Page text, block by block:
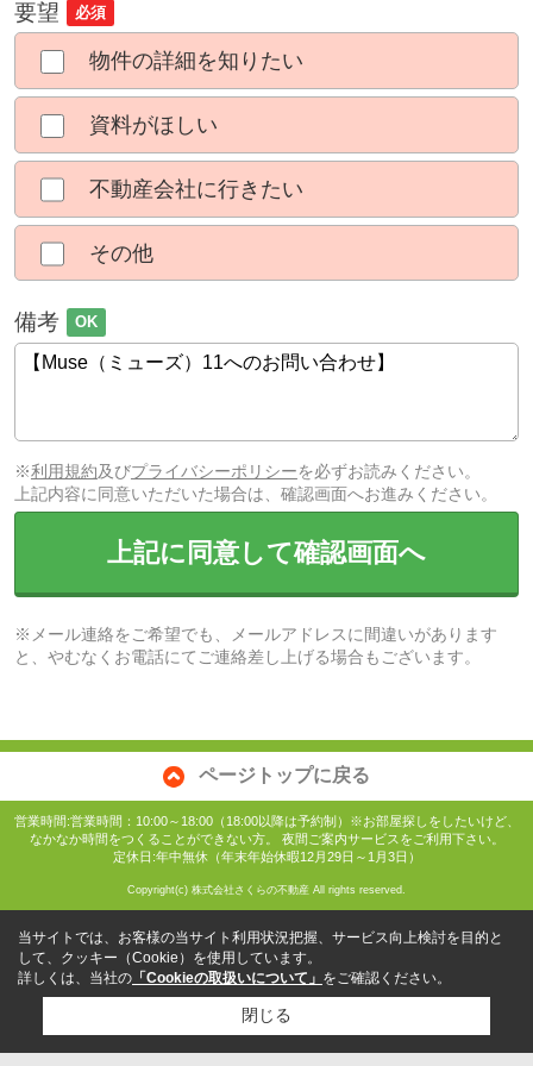
要望 必須
物件の詳細を知りたい
資料がほしい
不動産会社に行きたい
その他
備考 OK
※利用規約及びプライバシーポリシーを必ずお読みください。
上記内容に同意いただいた場合は、確認画面へお進みください。
上記に同意して確認画面へ
※メール連絡をご希望でも、メールアドレスに間違いがあります
と、やむなくお電話にてご連絡差し上げる場合もございます。
ページトップに戻る
営業時間:営業時間：10:00～18:00（18:00以降は予約制）※お部屋探しをしたいけど、
なかなか時間をつくることができない方。 夜間ご案内サービスをご利用下さい。
定休日:年中無休（年末年始休暇12月29日～1月3日）
Copyright(c) 株式会社さくらの不動産 All rights reserved.
当サイトでは、お客様の当サイト利用状況把握、サービス向上検討を目的と
して、クッキー（Cookie）を使用しています。
詳しくは、当社の 「Cookieの取扱いについて」 をご確認ください。
閉じる